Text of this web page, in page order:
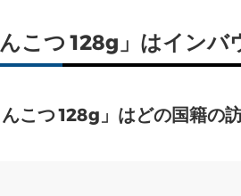
んこつ 128g」はイン
んこつ 128g」はどの国籍の